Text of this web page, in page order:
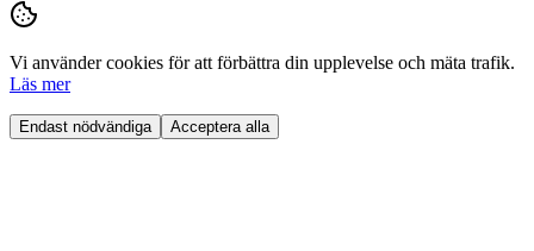
Vi använder cookies för att förbättra din upplevelse och mäta trafik.
Läs mer
Endast nödvändiga Acceptera alla